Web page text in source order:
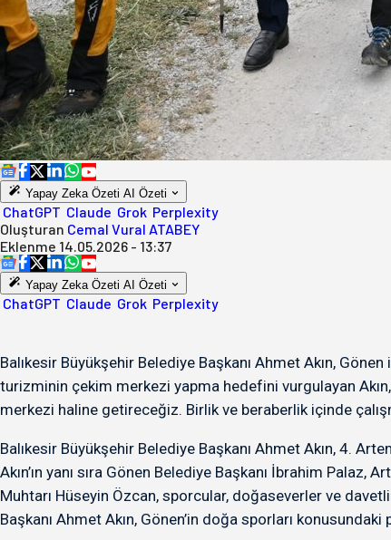
Yapay Zeka Özeti AI Özeti
ChatGPT Claude Grok Perplexity
Oluşturan Cemal Vural ATABEY
Eklenme 14.05.2026 - 13:37
Yapay Zeka Özeti AI Özeti
ChatGPT Claude Grok Perplexity
Balıkesir Büyükşehir Belediye Başkanı Ahmet Akın,
turizminin çekim merkezi yapma hedefini vurgulayan
merkezi haline getireceğiz. Birlik ve beraberlik içinde
Balıkesir Büyükşehir Belediye Başkanı Ahmet Akın, 4.
Akın’ın yanı sıra Gönen Belediye Başkanı İbrahim Palaz,
Muhtarı Hüseyin Özcan, sporcular, doğaseverler ve
Başkanı Ahmet Akın, Gönen’in doğa sporları